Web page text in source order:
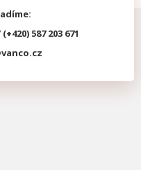
587 203 671